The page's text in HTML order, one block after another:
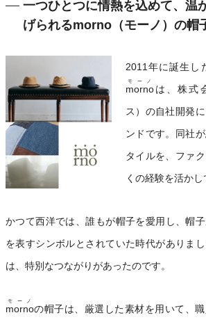
一つひとつに情熱を込めて、温
げられるmorno（モーノ）の帽
2011年に誕生し
morno
モーノ
は、株式
ス）の自社開発
ンドです。同社
タイルを、ファ
くの経験を活かし
かつて西洋では、誰もが帽子を愛用し、帽
を表すシンボルとされていた時代がありま
は、特別なつながりがあったのです。
morno
モーノ
の帽子は、厳選した素材を用いて、